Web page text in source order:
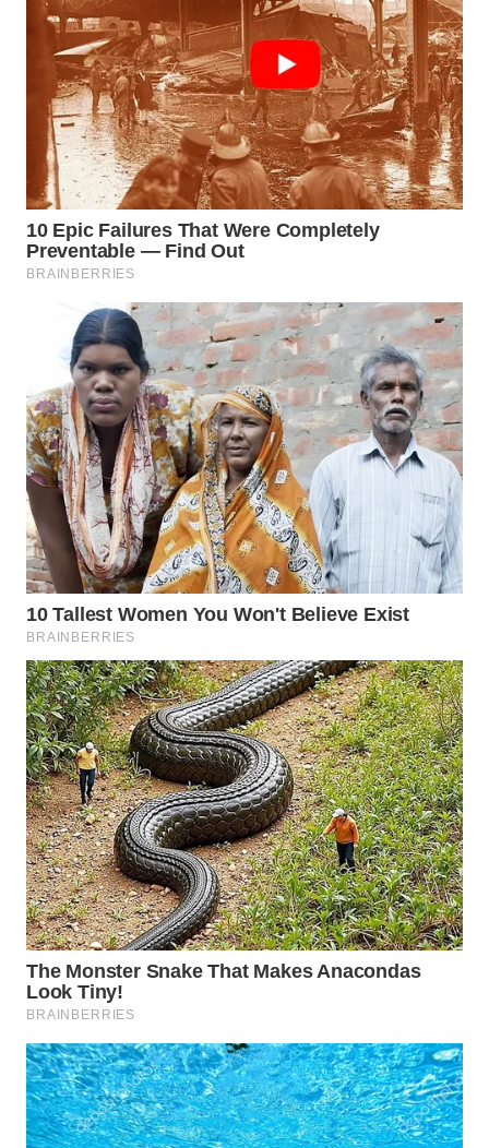
SUMEDANG
WN
CIANJUR
WN
KEPULAUAN
SERIBU
WN
WN
BINJAI
WN
CIREBON
WN
INDRAMAYU
WN
KUNINGAN
WN
MAJALENGKA
WN
SUBANG
WN
SUKABUMI
WN
PURWAKARTA
WN
PRIANGAN
WN
SEMARANG